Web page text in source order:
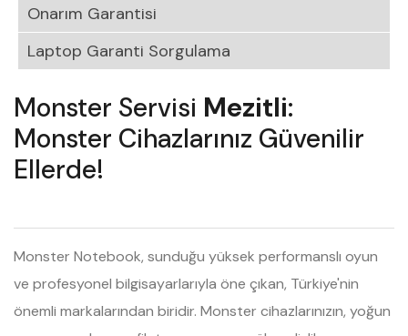
Onarım Garantisi
Laptop Garanti Sorgulama
Monster Servisi Mezitli:
Monster Cihazlarınız Güvenilir
Ellerde!
Monster Notebook, sunduğu yüksek performanslı oyun
ve profesyonel bilgisayarlarıyla öne çıkan, Türkiye'nin
önemli markalarından biridir. Monster cihazlarınızın, yoğun